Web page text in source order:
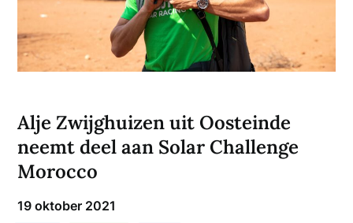
Alje Zwijghuizen uit Oosteinde
neemt deel aan Solar Challenge
Morocco
19 oktober 2021